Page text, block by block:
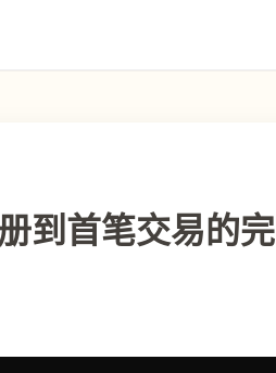
到首笔交易的完